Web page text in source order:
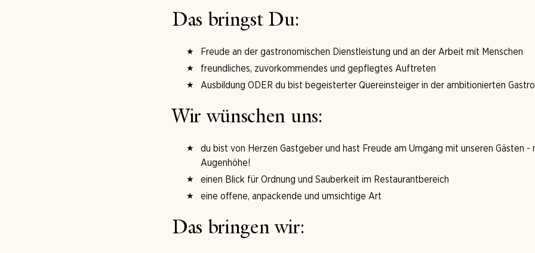
Das bringst Du:
Freude an der gastronomischen Dienstleistung und an der Arbeit mit Menschen
freundliches, zuvorkommendes und gepflegtes Auftreten
Ausbildung ODER du bist begeisterter Quereinsteiger in der ambitionierten
Wir wünschen uns:
du bist von Herzen Gastgeber und hast Freude am Umgang mit unseren Gästen -
Augenhöhe!
einen Blick für Ordnung und Sauberkeit im Restaurantbereich
eine offene, anpackende und umsichtige Art
Das bringen wir: